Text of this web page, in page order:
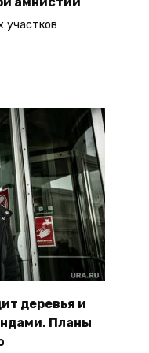
участков
деревья и
Планы